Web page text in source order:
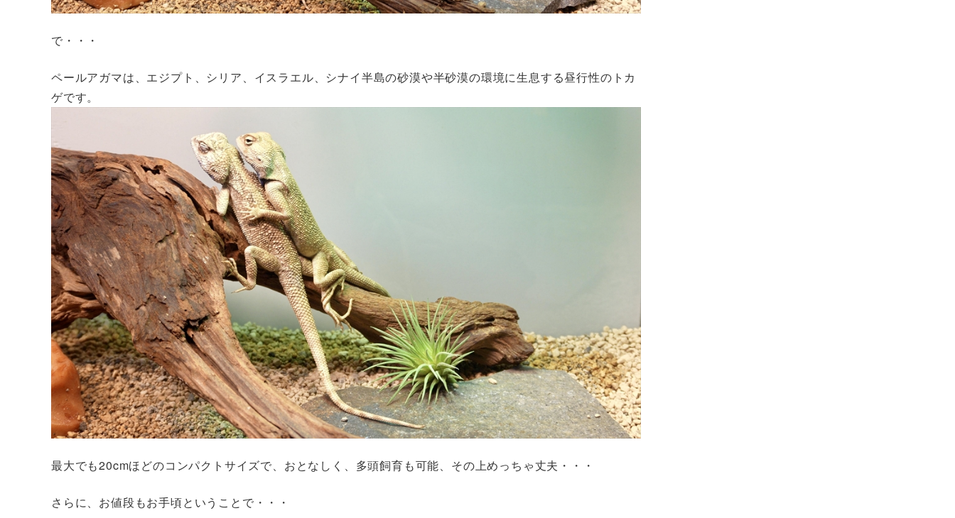
で・・・
ペールアガマは、エジプト、シリア、イスラエル、シナイ半島の砂漠や半砂漠の環境に生息する昼行性のトカ
ゲです。
最大でも20cmほどのコンパクトサイズで、おとなしく、多頭飼育も可能、その上めっちゃ丈夫・・・
さらに、お値段もお手頃ということで・・・